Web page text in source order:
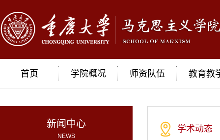
首页 学院概况 师资队伍 教育教
新闻中心
NEWS
学术动态